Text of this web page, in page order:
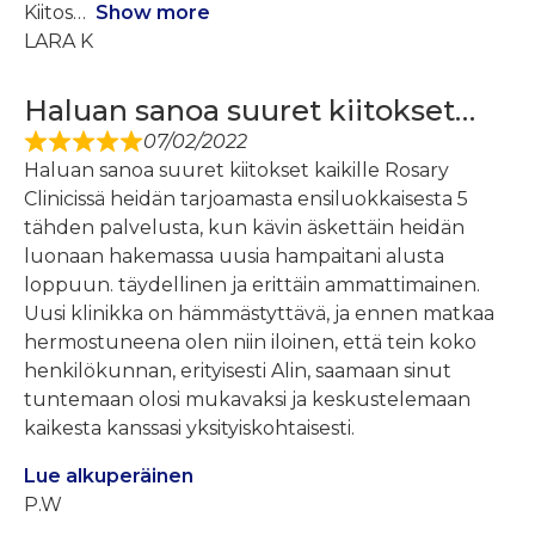
Kiitos
Show more
LARA K
Haluan sanoa suuret kiitokset…
07/02/2022
Haluan sanoa suuret kiitokset kaikille Rosary
Clinicissä heidän tarjoamasta ensiluokkaisesta 5
tähden palvelusta, kun kävin äskettäin heidän
luonaan hakemassa uusia hampaitani alusta
loppuun. täydellinen ja erittäin ammattimainen.
Uusi klinikka on hämmästyttävä, ja ennen matkaa
hermostuneena olen niin iloinen, että tein koko
henkilökunnan, erityisesti Alin, saamaan sinut
tuntemaan olosi mukavaksi ja keskustelemaan
kaikesta kanssasi yksityiskohtaisesti.
Lue alkuperäinen
P.W